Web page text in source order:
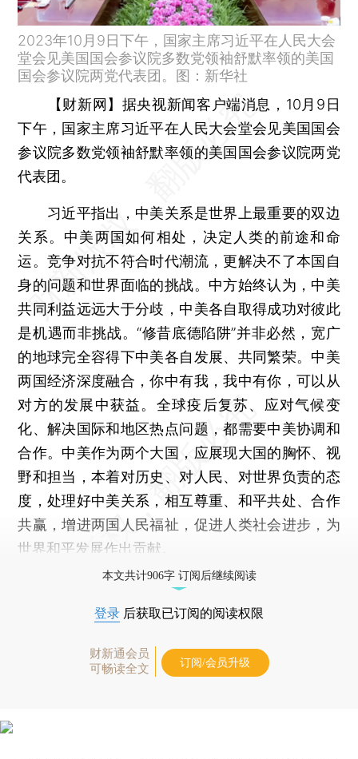
2023年10月9日下午，国家主席习近平在人民大会
堂会见美国国会参议院多数党领袖舒默率领的美国
国会参议院两党代表团。图：新华社
【财新网】 据央视新闻客户端消息，10月9日
下午，国家主席习近平在人民大会堂会见美国国会
参议院多数党领袖舒默率领的美国国会参议院两党
代表团。
习近平指出，中美关系是世界上最重要的双边
关系。中美两国如何相处，决定人类的前途和命
运。竞争对抗不符合时代潮流，更解决不了本国自
身的问题和世界面临的挑战。中方始终认为，中美
共同利益远远大于分歧，中美各自取得成功对彼此
是机遇而非挑战。“修昔底德陷阱”并非必然，宽广
的地球完全容得下中美各自发展、共同繁荣。中美
两国经济深度融合，你中有我，我中有你，可以从
对方的发展中获益。全球疫后复苏、应对气候变
化、解决国际和地区热点问题，都需要中美协调和
合作。中美作为两个大国，应展现大国的胸怀、视
野和担当，本着对历史、对人民、对世界负责的态
度，处理好中美关系，相互尊重、和平共处、合作
共赢，增进两国人民福祉，促进人类社会进步，为
世界和平发展作出贡献。
本文共计906字 订阅后继续阅读
登录 后获取已订阅的阅读权限
财新通会员
可畅读全文
订阅/会员升级